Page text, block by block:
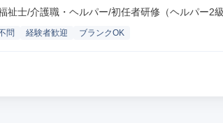
祉士/介護職・ヘルパー/初任者研修（ヘルパー2
問 経験者歓迎 ブランクOK